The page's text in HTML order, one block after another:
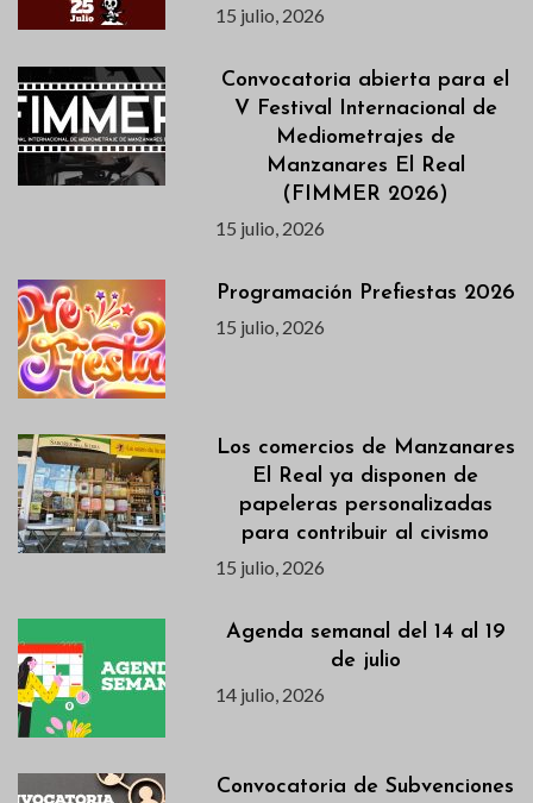
15 julio, 2026
Convocatoria abierta para el
V Festival Internacional de
Mediometrajes de
Manzanares El Real
(FIMMER 2026)
15 julio, 2026
Programación Prefiestas 2026
15 julio, 2026
Los comercios de Manzanares
El Real ya disponen de
papeleras personalizadas
para contribuir al civismo
15 julio, 2026
Agenda semanal del 14 al 19
de julio
14 julio, 2026
Convocatoria de Subvenciones